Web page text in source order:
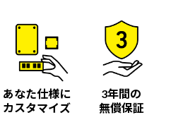
あなた仕様に
カスタマイズ
3年間の
無償保証